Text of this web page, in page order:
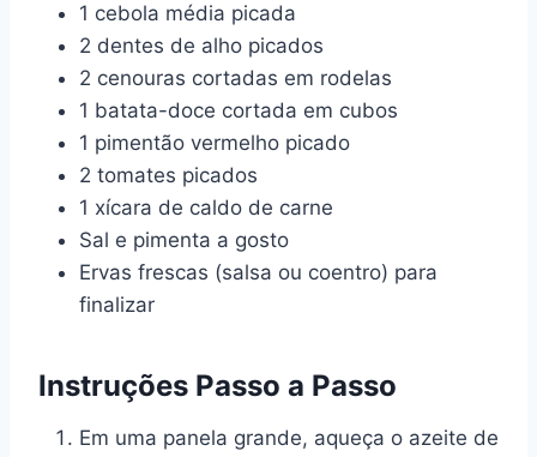
1 cebola média picada
2 dentes de alho picados
2 cenouras cortadas em rodelas
1 batata-doce cortada em cubos
1 pimentão vermelho picado
2 tomates picados
1 xícara de caldo de carne
Sal e pimenta a gosto
Ervas frescas (salsa ou coentro) para
finalizar
Instruções Passo a Passo
Em uma panela grande, aqueça o azeite de